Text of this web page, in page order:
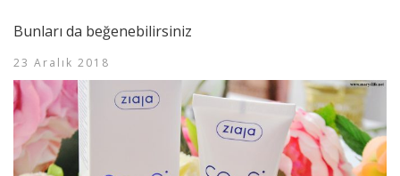
Bunları da beğenebilirsiniz
23 Aralık 2018